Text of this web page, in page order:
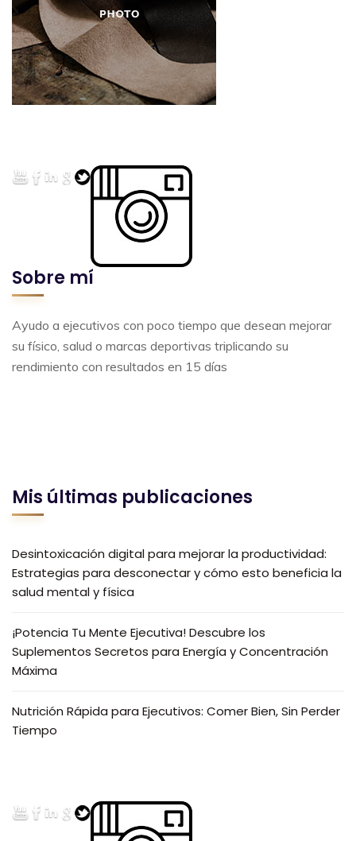
Sobre mí
Ayudo a ejecutivos con poco tiempo que desean mejorar
su físico, salud o marcas deportivas triplicando su
rendimiento con resultados en 15 días
Mis últimas publicaciones
Desintoxicación digital para mejorar la productividad:
Estrategias para desconectar y cómo esto beneficia la
salud mental y física
¡Potencia Tu Mente Ejecutiva! Descubre los
Suplementos Secretos para Energía y Concentración
Máxima
Nutrición Rápida para Ejecutivos: Comer Bien, Sin Perder
Tiempo